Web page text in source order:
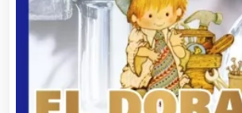
Alquiler de Trajes de Etiqueta
Alta Costura